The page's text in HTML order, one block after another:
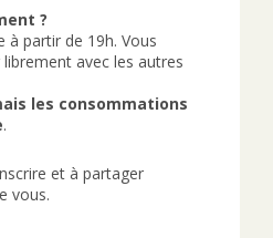
?
à partir de 19h. Vous
avec les autres
les consommations
.
et à partager
vous.